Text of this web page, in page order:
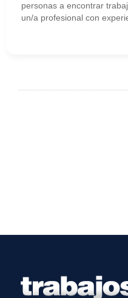
personas a encontrar
un/a profesional con